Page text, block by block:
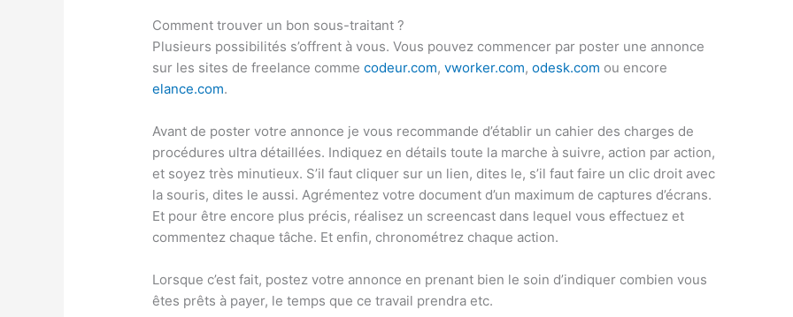
Comment trouver un bon sous-traitant ?
Plusieurs possibilités s’offrent à vous. Vous pouvez commencer par poster une annonce
sur les sites de freelance commecodeur.com,vworker.com,odesk.com ou encore
elance.com.
Avant de poster votre annonce je vous recommande d’établir un cahier des charges de
procédures ultra détaillées. Indiquez en détails toute la marche à suivre, action par action,
et soyez très minutieux. S’il faut cliquer sur un lien, dites le, s’il faut faire un clic droit avec
la souris, dites le aussi. Agrémentez votre document d’un maximum de captures d’écrans.
Et pour être encore plus précis, réalisez un screencast dans lequel vous effectuez et
commentez chaque tâche. Et enfin, chronométrez chaque action.
Lorsque c’est fait, postez votre annonce en prenant bien le soin d’indiquer combien vous
êtes prêts à payer, le temps que ce travail prendra etc.